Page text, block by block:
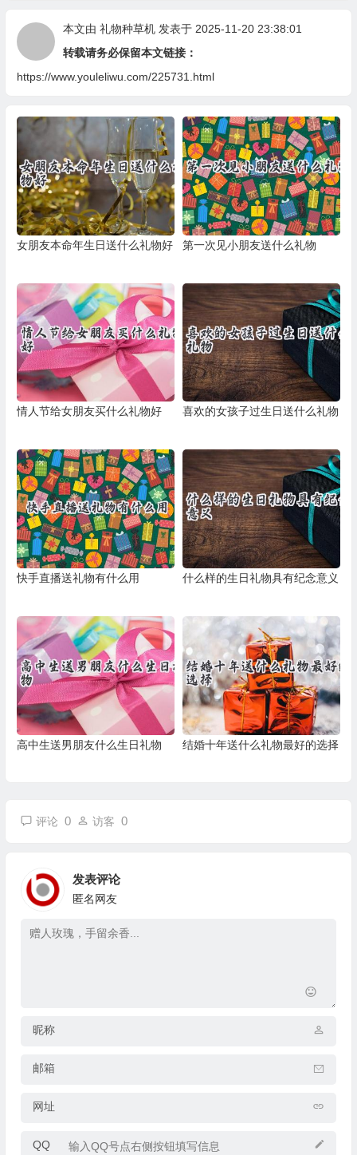
本文由 礼物种草机发表于 2025-11-20 23:38:01
转载请务必保留本文链接：
https://www.youleliwu.com/225731.html
女朋友本命年生日送什么礼物好 第一次见小朋友送什么礼物
情人节给女朋友买什么礼物好 喜欢的女孩子过生日送什么礼物
快手直播送礼物有什么用 什么样的生日礼物具有纪念意义
高中生送男朋友什么生日礼物 结婚十年送什么礼物最好的选择
评论 0 访客 0
发表评论
匿名网友
昵称
邮箱
网址
QQ